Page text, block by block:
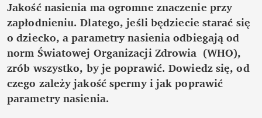
Jakość nasienia ma ogromne znaczenie przy
zapłodnieniu. Dlatego, jeśli będziecie starać się
o dziecko, a parametry nasienia odbiegają od
norm Światowej Organizacji Zdrowia  (WHO),
zrób wszystko, by je poprawić. Dowiedz się, od
czego zależy jakość spermy i jak poprawić
parametry nasienia.